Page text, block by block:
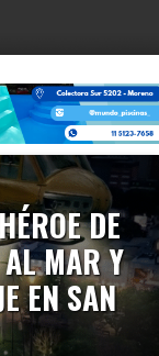
DE
MAR Y
EN SAN